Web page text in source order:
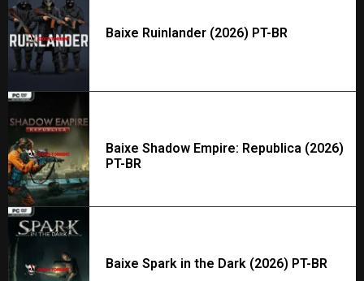
Baixe Ruinlander (2026) PT-BR
Baixe Shadow Empire: Republica (2026)
PT-BR
Baixe Spark in the Dark (2026) PT-BR